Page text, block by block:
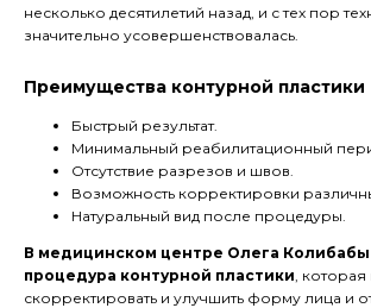
несколько десятилетий назад, и с тех пор
значительно усовершенствовалась.
Преимущества контурной пластики
Быстрый результат.
Минимальный реабилитационный
Отсутствие разрезов и швов.
Возможность корректировки
Натуральный вид после процедуры.
В медицинском центре Олега
процедура контурной пластики, которая
скорректировать и улучшить форму лица и